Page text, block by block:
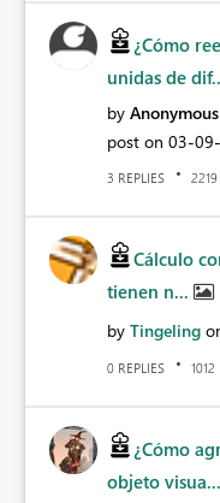
¿Cómo
unidas de
by Anonymous
post on ‎03-
3 REPLIES 2219
Cálculo
tienen n...
by Tingeling
0 REPLIES 1012
¿Cómo
objeto visua...